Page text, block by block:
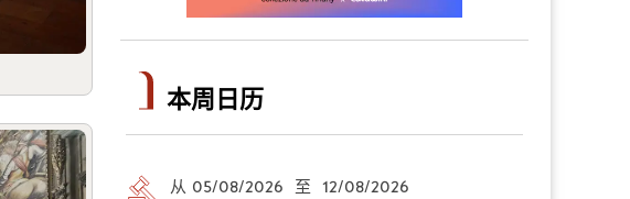
本周日历
从 05/08/2026 至 12/08/2026